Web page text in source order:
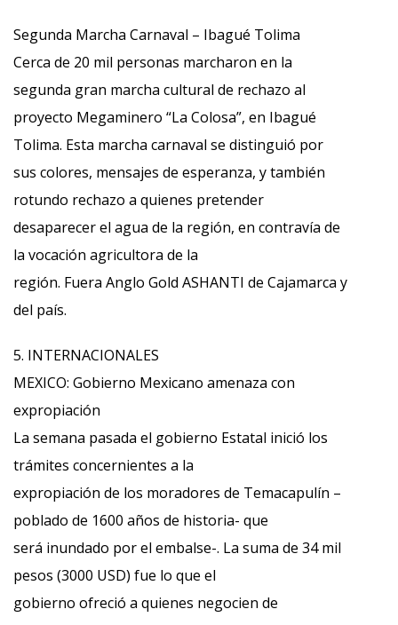
Segunda Marcha Carnaval – Ibagué Tolima
Cerca de 20 mil personas marcharon en la
segunda gran marcha cultural de rechazo al
proyecto Megaminero “La Colosa”, en Ibagué
Tolima. Esta marcha carnaval se distinguió por
sus colores, mensajes de esperanza, y también
rotundo rechazo a quienes pretender
desaparecer el agua de la región, en contravía de
la vocación agricultora de la
región. Fuera Anglo Gold ASHANTI de Cajamarca y
del país.
5. INTERNACIONALES
MEXICO: Gobierno Mexicano amenaza con
expropiación
La semana pasada el gobierno Estatal inició los
trámites concernientes a la
expropiación de los moradores de Temacapulín –
poblado de 1600 años de historia- que
será inundado por el embalse-. La suma de 34 mil
pesos (3000 USD) fue lo que el
gobierno ofreció a quienes negocien de